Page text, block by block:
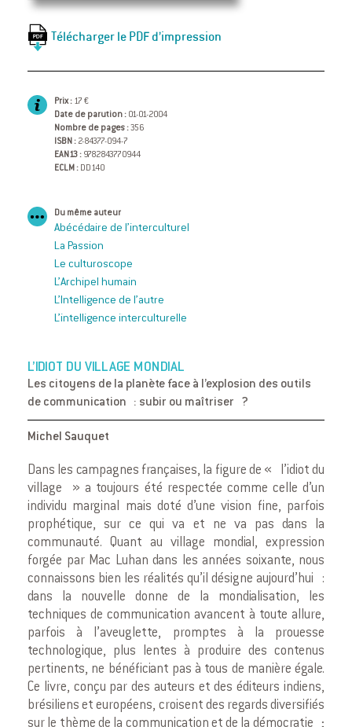
Télécharger le PDF d’impression
Prix : 17 €
Date de parution : 01-01-2004
Nombre de pages :356
ISBN : 2-84377-094-7
EAN13 : 9782843770944
ECLM : DD140
Du même auteur
Abécédaire de l’interculturel
La Passion
Le culturoscope
L’Archipel humain
L’Intelligence de l’autre
L’intelligence interculturelle
L’IDIOT DU VILLAGE MONDIAL
Les citoyens de la planète face à l’explosion des outils
de communication : subir ou maîtriser ?
Michel Sauquet
Dans les campagnes françaises, la figure de « l’idiot du
village » a toujours été respectée comme celle d’un
individu marginal mais doté d’une vision fine, parfois
prophétique, sur ce qui va et ne va pas dans la
communauté. Quant au village mondial, expression
forgée par Mac Luhan dans les années soixante, nous
connaissons bien les réalités qu’il désigne aujourd’hui :
dans la nouvelle donne de la mondialisation, les
techniques de communication avancent à toute allure,
parfois à l’aveuglette, promptes à la prouesse
technologique, plus lentes à produire des contenus
pertinents, ne bénéficiant pas à tous de manière égale.
Ce livre, conçu par des auteurs et des éditeurs indiens,
brésiliens et européens, croisent des regards diversifiés
sur le thème de la communication et de la démocratie ;